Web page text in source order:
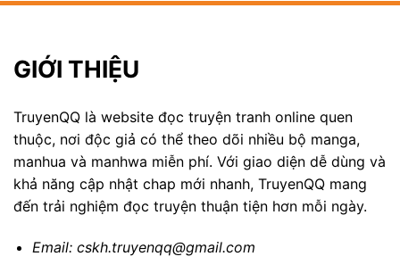
GIỚI THIỆU
TruyenQQ là website đọc truyện tranh online quen
thuộc, nơi độc giả có thể theo dõi nhiều bộ manga,
manhua và manhwa miễn phí. Với giao diện dễ dùng và
khả năng cập nhật chap mới nhanh, TruyenQQ mang
đến trải nghiệm đọc truyện thuận tiện hơn mỗi ngày.
Email: cskh.truyenqq@gmail.com